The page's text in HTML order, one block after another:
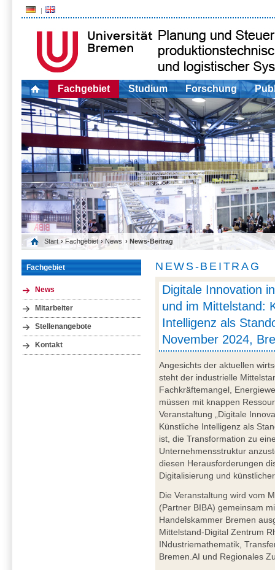
Fachgebiet Studium Forschung
Start › Fachgebiet › News › News-Beitrag
Fachgebiet
News
Mitarbeiter
Stellenangebote
Kontakt
NEWS-BEITRAG
Digitale Innovation
und im Mittelstand:
Intelligenz als
November 2024,
Angesichts der aktuellen
steht der industrielle
Fachkräftemangel,
müssen mit knappen
Veranstaltung „Digitale
Künstliche Intelligenz als
ist, die Transformation zu
Unternehmensstruktur
diesen Herausforderungen
Digitalisierung und
Die Veranstaltung wird vom
(Partner BIBA) gemeinsam
Handelskammer Bremen
Mittelstand-Digital Zentrum
INdustriemathematik,
Bremen.AI und Regionales